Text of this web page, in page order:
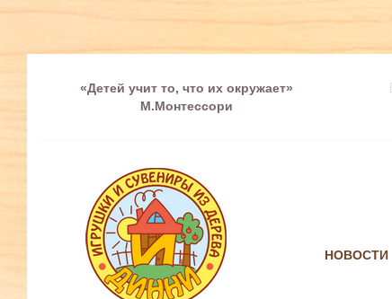
«Детей учит то, что их окружает»
М.Монтессори
НОВОСТИ